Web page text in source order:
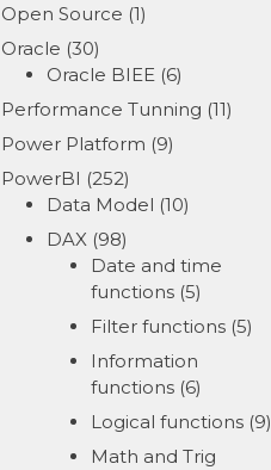
Open Source (1)
Oracle (30)
Oracle BIEE(6)
Performance Tunning (11)
Power Platform (9)
PowerBI (252)
Data Model (10)
DAX(98)
Date and time
functions (5)
Filter functions (5)
Information
functions (6)
Logical functions (9)
Math and Trig